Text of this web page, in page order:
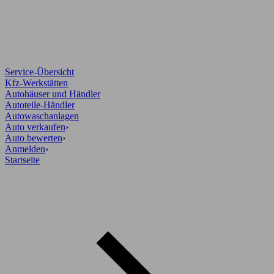
Service-Übersicht
Kfz-Werkstätten
Autohäuser und Händler
Autoteile-Händler
Autowaschanlagen
Auto verkaufen›
Auto bewerten›
Anmelden›
Startseite